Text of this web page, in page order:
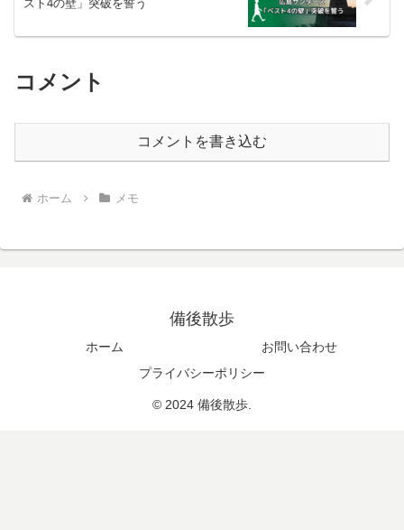
スト4の壁」突破を誓う
コメント
コメントを書き込む
ホーム メモ
備後散歩
ホーム
お問い合わせ
プライバシーポリシー
© 2024 備後散歩.